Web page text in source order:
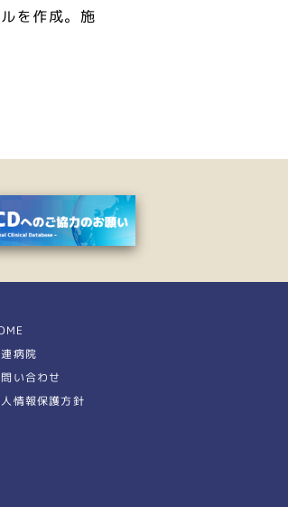
を作成。施
病院
い合わせ
情報保護方針